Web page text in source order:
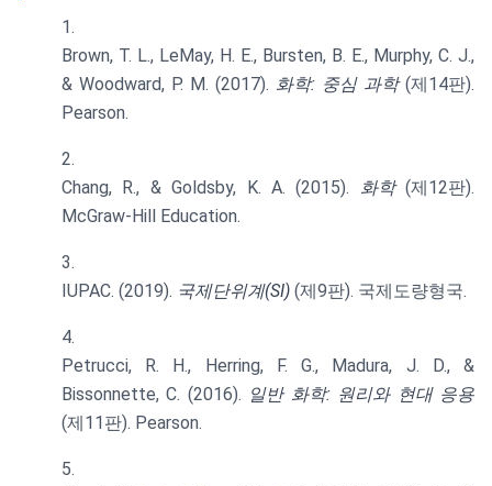
Brown, T. L., LeMay, H. E., Bursten, B. E., Murphy, C. J.,
& Woodward, P. M. (2017). 화학: 중심 과학(제14판).
Pearson.
Chang, R., & Goldsby, K. A. (2015). 화학(제12판).
McGraw-Hill Education.
IUPAC. (2019). 국제단위계(SI) (제9판). 국제도량형국.
Petrucci, R. H., Herring, F. G., Madura, J. D., &
Bissonnette, C. (2016). 일반 화학: 원리와 현대 응용
(제11판). Pearson.